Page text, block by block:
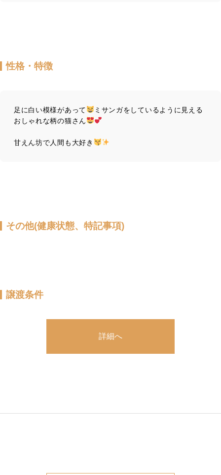
性格・特徴
足に白い模様があって
ミサンガをしているように見える
おしゃれな柄の猫さん
甘えん坊で人間も大好き
その他(健康状態、特記事項)
譲渡条件
詳細へ